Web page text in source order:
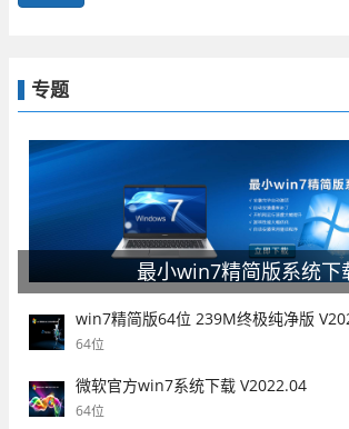
专题
最小win7精简版系统下
win7精简版64位 239M终极纯净版
64位
微软官方win7系统下载 V2022.04
64位